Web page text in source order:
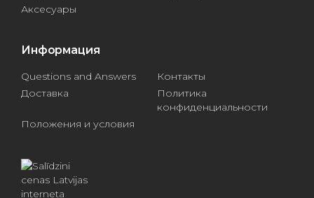
Аксесуары
Информация
Questions and Answers
Контакты
Доставка
Политика
конфиденциальности
Положения и условия